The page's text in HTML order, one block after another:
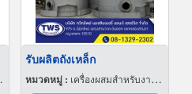
รับผลิตถังเหล็ก
หมวดหมู่ : เครื่องผสมสำหรับงาน อุตสาหกรรม